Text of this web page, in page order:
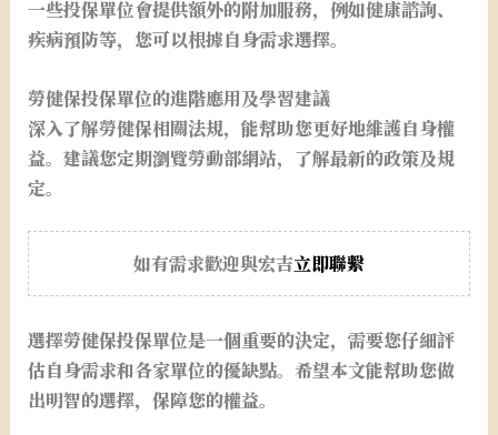
一些投保單位會提供額外的附加服務，例如健康諮詢、
疾病預防等，您可以根據自身需求選擇。
勞健保投保單位的進階應用及學習建議
深入了解勞健保相關法規，能幫助您更好地維護自身權
益。建議您定期瀏覽勞動部網站，了解最新的政策及規
定。
如有需求歡迎與宏吉立即聯繫
選擇勞健保投保單位是一個重要的決定，需要您仔細評
估自身需求和各家單位的優缺點。希望本文能幫助您做
出明智的選擇，保障您的權益。